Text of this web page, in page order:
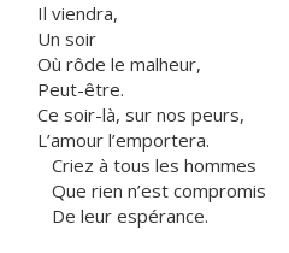
Il viendra,
Un soir
Où rôde le malheur,
Peut-être.
Ce soir-là, sur nos peurs,
L’amour l’emportera.
Criez à tous les hommes
Que rien n’est compromis
De leur espérance.